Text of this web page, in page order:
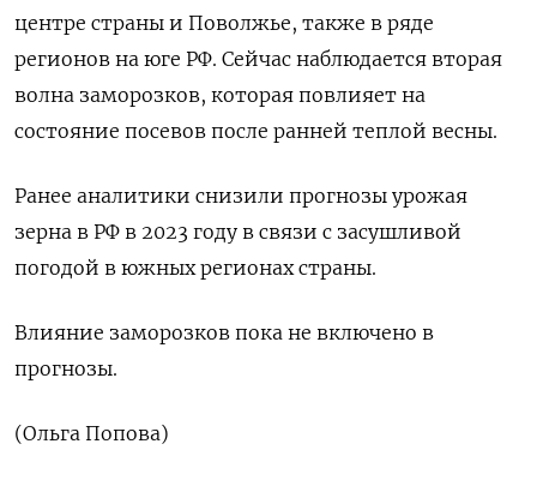
центре страны и Поволжье, также в ряде
регионов на юге РФ. Сейчас наблюдается вторая
волна заморозков, которая повлияет на
состояние посевов после ранней теплой весны.
Ранее аналитики снизили прогнозы урожая
зерна в РФ в 2023 году в связи с засушливой
погодой в южных регионах страны.
Влияние заморозков пока не включено в
прогнозы.
(Ольга Попова)